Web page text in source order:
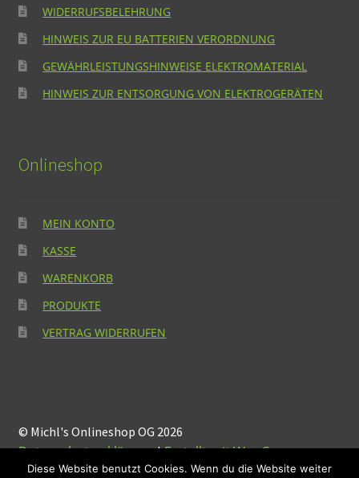
WIDERRUFSBELEHRUNG
HINWEIS ZUR EU BATTERIEN VERORDNUNG
GEWÄHRLEISTUNGSHINWEISE ELEKTROMATERIAL
HINWEIS ZUR ENTSORGUNG VON ELEKTROGERÄTEN
Onlineshop
MEIN KONTO
KASSE
WARENKORB
PRODUKTE
VERTRAG WIDERRUFEN
© Michl's Onlineshop OG 2026
Datenschutzerklärung Erstellt mit WooCommerce.
Diese Website benutzt Cookies. Wenn du die Website weiter